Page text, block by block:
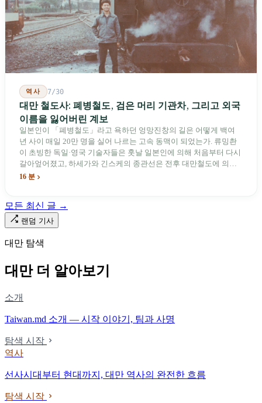
역사 7/30
대만 철도사: 폐병철도, 검은 머리 기관차, 그리고 외국
이름을 잃어버린 계보
일본인이 「폐병철도」라고 욕하던 엉망진창의 길은 어떻게 백여
년 사이 매일 20만 명을 실어 나르는 고속 동맥이 되었는가. 류밍촨
이 초빙한 독일·영국 기술자들은 훗날 일본인에 의해 처음부터 다시
갈아엎어졌고, 하세가와 긴스케의 종관선은 전후 대만철도에 의해
이름과 번호가 바뀌었다. 세대마다 앞선 세대의 기록을 주석으로 밀
다. 마침내 푸유마·타로코 세대에 이르러서야 원주민 지명이 다시 철
로 위에 깔렸다.
16 분
모든 최신 글 →
랜덤 기사
대만 탐색
대만 더 알아보기
소개
Taiwan.md 소개 — 시작 이야기, 팀과 사명
탐색 시작
역사
선사시대부터 현대까지, 대만 역사의 완전한 흐름
탐색 시작